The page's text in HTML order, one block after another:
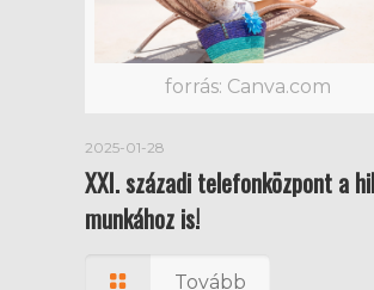
forrás: Canva.com
2025-01-28
XXI. századi telefonközpont a
munkához is!
Tovább